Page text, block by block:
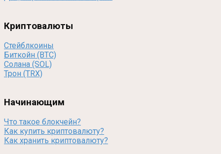
Криптовалюты
Стейблкоины
Биткойн (BTC)
Солана (SOL)
Трон (TRX)
Начинающим
Что такое блокчейн?
Как купить криптовалюту?
Как хранить криптовалюту?